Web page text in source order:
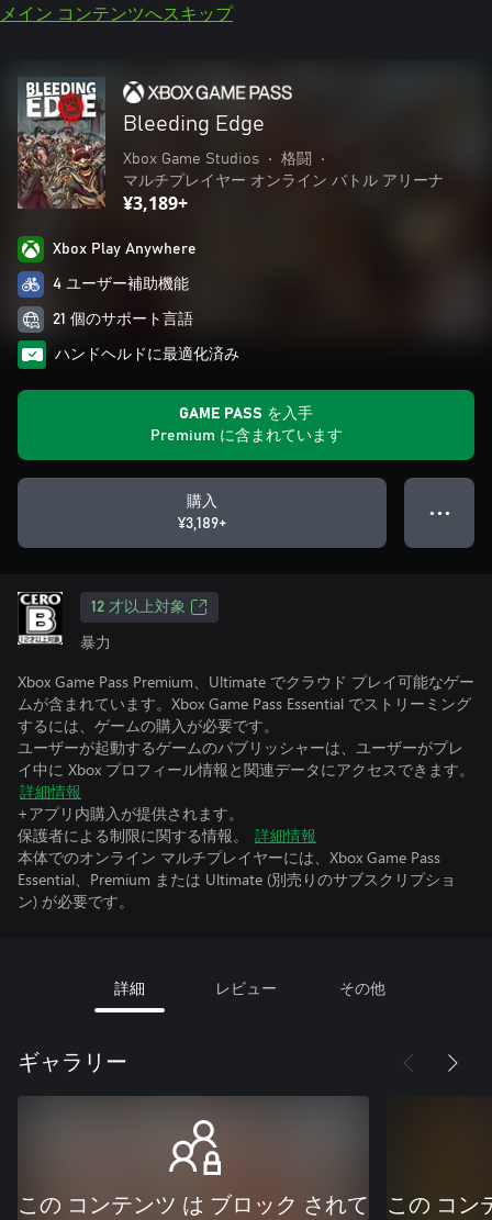
メイン コンテンツへスキップ
Bleeding Edge
Xbox Game Studios • 格闘
•
マルチプレイヤー オンライン バトル アリーナ
¥3,189+
Xbox Play Anywhere
4 ユーザー補助機能
21 個のサポート言語
ハンドヘルドに最適化済み
GAME PASS を入手
Premium に含まれています
購入
¥3,189+
● ● ●
12 才以上対象
暴力
Xbox Game Pass Premium、Ultimate でクラウド プレイ可能なゲー
ムが含まれています。Xbox Game Pass Essential でストリーミング
するには、ゲームの購入が必要です。
ユーザーが起動するゲームのパブリッシャーは、ユーザーがプレ
イ中に Xbox プロフィール情報と関連データにアクセスできます。
詳細情報
+アプリ内購入が提供されます。
保護者による制限に関する情報。
詳細情報
本体でのオンライン マルチプレイヤーには、Xbox Game Pass
Essential、Premium または Ultimate (別売りのサブスクリプショ
ン) が必要です。
詳細 レビュー その他
ギャラリー
この コンテンツ は ブロック されて
この コン